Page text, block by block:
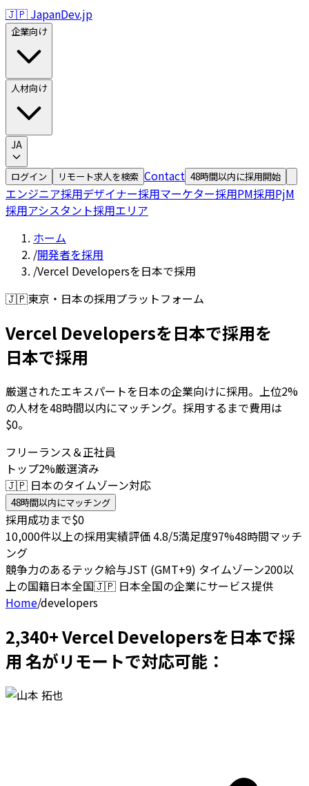
🇯🇵 JapanDev.jp
企業向け
人材向け
JA
ログイン リモート求人を検索 Contact 48時間以内に採用開始
エンジニア採用デザイナー採用マーケター採用PM採用PjM
採用アシスタント採用エリア
ホーム
/開発者を採用
/Vercel Developersを日本で採用
🇯🇵東京・日本の採用プラットフォーム
Vercel Developersを日本で採用を
日本で採用
厳選されたエキスパートを日本の企業向けに採用。上位2%
の人材を48時間以内にマッチング。採用するまで費用は
$0。
フリーランス＆正社員
トップ2%厳選済み
🇯🇵 日本のタイムゾーン対応
48時間以内にマッチング
採用成功まで$0
10,000件以上の採用実績評価 4.8/5満足度97%48時間マッチ
ング
競争力のあるテック給与JST (GMT+9) タイムゾーン200以
上の国籍日本全国🇯🇵 日本全国の企業にサービス提供
Home/developers
2,340+ Vercel Developersを日本で採
用 名がリモートで対応可能：